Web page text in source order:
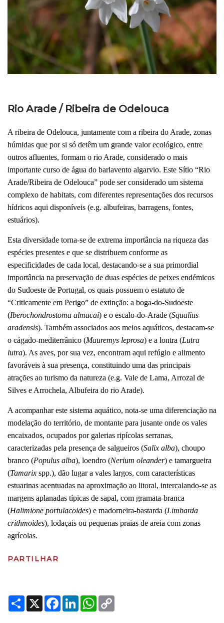
Rio Arade / Ribeira de Odelouca
A ribeira de Odelouca, juntamente com a ribeira do Arade, zonas
húmidas que por si só detêm um grande valor ecológico, entre
outros afluentes, formam o rio Arade, considerado o mais
importante curso de água do barlavento algarvio. Este Sítio “Rio
Arade/Ribeira de Odelouca” pode ser considerado um sistema
complexo de habitats, com diferentes representações dos recursos
hídricos aqui disponíveis (e.g. albufeiras, barragens, fontes,
estuários).
Esta diversidade torna-se de extrema importância na riqueza das
espécies presentes e que se distribuem conforme as
especificidades de cada local, destacando-se a sua primordial
importância na preservação de duas espécies de peixes endémicos
do Sudoeste de Portugal, os quais possuem o estatuto de
“Criticamente em Perigo” de extinção: a boga-do-Sudoeste
(Iberochondrostoma almacai) e o escalo-do-Arade (Squalius
aradensis). Também associados aos meios aquáticos, destacam-se
o cágado-mediterrânico (Mauremys leprosa) e a lontra (Lutra
lutra). As aves, por sua vez, encontram aqui refúgio e alimento
favoráveis à sua presença, constituindo uma das principais
atrações ao turismo da natureza (e.g. Vale de Lama, Arrozal de
Silves e Arrochela, Albufeira do rio Arade).
A acompanhar este sistema aquático, nota-se uma diferenciação na
modelação do território, de montante para jusante onde os vales
encaixados, ocupados por galerias ripícolas serranas,
caracterizadas pela presença de salgueiros (Salix alba), choupo
branco (Populus alba), loendro (Nerium oleander) e tamargueira
(Tamarix spp.), dão lugar a vales largos, com características
estuarinas acentuadas na aproximação ao litoral, intercalando-se as
margens aplanadas típicas de sapal, com gramata-branca
(Halimione portulacoides) e madorneira-bastarda (Limbarda
crithmoides), lodaçais ou pequenas praias de areia com zonas
agrícolas.
PARTILHAR
Share
X Facebook
LinkedInWhatsApp